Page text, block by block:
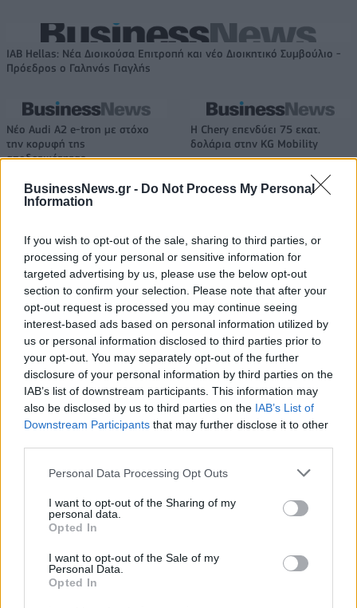
BusinessNews.gr - Do Not Process My Personal
Information
If you wish to opt-out of the sale, sharing to third parties, or
processing of your personal or sensitive information for
targeted advertising by us, please use the below opt-out
section to confirm your selection. Please note that after your
opt-out request is processed you may continue seeing
interest-based ads based on personal information utilized by
us or personal information disclosed to third parties prior to
your opt-out. You may separately opt-out of the further
disclosure of your personal information by third parties on the
IAB’s list of downstream participants. This information may
also be disclosed by us to third parties on the IAB’s List of
Downstream Participants that may further disclose it to other
Personal Data Processing Opt Outs
I want to opt-out of the Sharing of my
personal data.
Opted In
I want to opt-out of the Sale of my
Personal Data.
Opted In
IAB Hellas: Νέα Διοικούσα Επιτροπή και νέο Διοικητικό Συμβούλιο -
Πρόεδρος ο Γαληνός Γιαγλής
Νέο Audi A2 e-tron με στόχο
την κορυφή της
αποδοτικότητας
Η Chery επενδύει 75 εκατ.
δολάρια στην KG Mobility
Νόλεϊ: «Ανυπομονώ να ζήσω
την εκπληκτική ενέργεια των
οπαδών της ΑΕΚ»
Πάρκερ: «Όνειρό μου να
κατακτήσω το ΝΒΑ Europe με τη
Βιλερμπάν» - Η διευκρινιστική
ανάρτηση που έκανε
HELLENiQ ENERGY: Κέρδη 393 εκατ. ευρώ στο α' εξάμηνο – Στα 734
Viohalco: Αυξημένος κατά 14%
δισ. ευρώ – Στα 446 εκατ. ευρώ
τα EBITDA
ΥΠΕΘΟΟ: Νέες επενδύσεις 1
Ενέργεια
Η συμφωνία Arval-Athlon αναδιαμορφώνει την αγορά leasing